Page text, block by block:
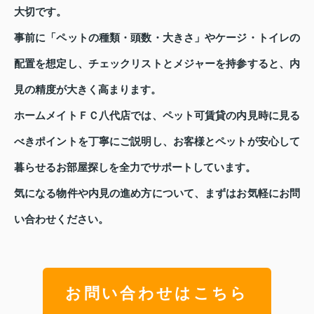
大切です。
事前に「ペットの種類・頭数・大きさ」やケージ・トイレの
配置を想定し、チェックリストとメジャーを持参すると、内
見の精度が大きく高まります。
ホームメイトＦＣ八代店では、ペット可賃貸の内見時に見る
べきポイントを丁寧にご説明し、お客様とペットが安心して
暮らせるお部屋探しを全力でサポートしています。
気になる物件や内見の進め方について、まずはお気軽にお問
い合わせください。
お問い合わせはこちら